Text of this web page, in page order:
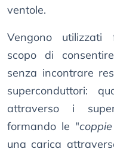
ventole.
Vengono utilizzati
scopo di
senza incontrare
superconduttori:
attraverso i
formando le "
una carica